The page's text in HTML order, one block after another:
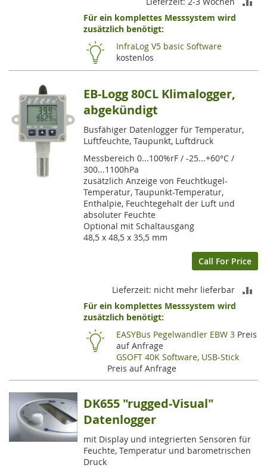
Für ein komplettes Messsystem wird
zusätzlich benötigt:
InfraLog V5 basic Software
kostenlos
EB-Logg 80CL Klimalogger,
abgekündigt
Busfähiger Datenlogger für Temperatur,
Luftfeuchte, Taupunkt, Luftdruck
Messbereich 0...100%rF / -25...+60°C /
300...1100hPa
zusätzlich Anzeige von Feuchtkugel-
Temperatur, Taupunkt-Temperatur,
Enthalpie, Feuchtegehalt der Luft und
absoluter Feuchte
Optional mit Schaltausgang
48,5 x 48,5 x 35,5 mm
Call For Price
Lieferzeit: nicht mehr lieferbar
Für ein komplettes Messsystem wird
zusätzlich benötigt:
EASYBus Pegelwandler EBW 3 Preis
auf Anfrage
GSOFT 40K Software, USB-Stick
Preis auf Anfrage
DK655 "rugged-Visual"
Datenlogger
mit Display und integrierten Sensoren für
Feuchte, Temperatur und barometrischen
Druck